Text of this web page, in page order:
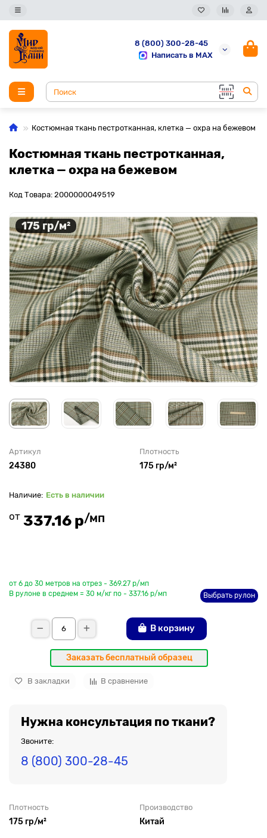
8 (800) 300-28-45
Написать в MAX
Костюмная ткань пестротканная, клетка — охра на бежевом
Костюмная ткань пестротканная,
клетка — охра на бежевом
Код Товара: 2000000049519
175 гр/м²
Артикул
24380
Плотность
175 гр/м²
Есть в наличии
от 337.16 р/мп
от 6 до 30 метров на отрез - 369.27 р/мп
В рулоне в среднем = 30 м/кг по - 337.16 р/мп
Выбрать рулон
В корзину
Заказать бесплатный образец
В закладки В сравнение
Нужна консультация по ткани?
Звоните:
8 (800) 300-28-45
Плотность
175 гр/м²
Производство
Китай